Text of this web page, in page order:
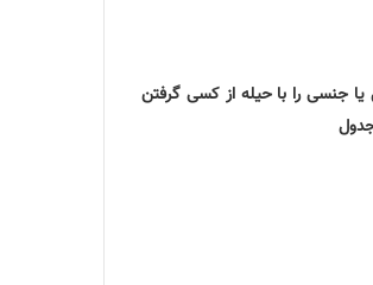
یا جنسی را با حیله از کسی گرفتن